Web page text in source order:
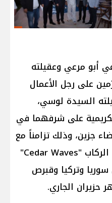
أبو مرعي وعقيلته
على رجل الأعمال
السيدة لوسي،
على شرفهما في
جزين، وذلك تزامناً مع
الاستعدادات لإطلاق باخرة الركاب "Cedar Waves"
وتركيا وقبرص
الجاري.